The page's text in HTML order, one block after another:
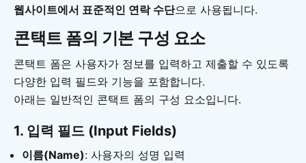
웹사이트에서 표준적인 연락 수단으로 사용됩니다.
콘택트 폼의 기본 구성 요소
콘택트 폼은 사용자가 정보를 입력하고 제출할 수 있도록
다양한 입력 필드와 기능을 포함합니다.
아래는 일반적인 콘택트 폼의 구성 요소입니다.
1. 입력 필드 (Input Fields)
이름(Name): 사용자의 성명 입력